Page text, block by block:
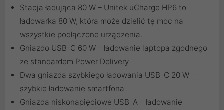
Stacja ładująca 80 W – Unitek uCharge HP6 to
ładowarka 80 W, która może dzielić tę moc na
wszystkie podłączone urządzenia.
Gniazdo USB-C 60 W – ładowanie laptopa zgodnego
ze standardem Power Delivery
Dwa gniazda szybkiego ładowania USB-C 20 W –
szybkie ładowanie smartfona
Gniazda niskonapięciowe USB-A – ładowanie